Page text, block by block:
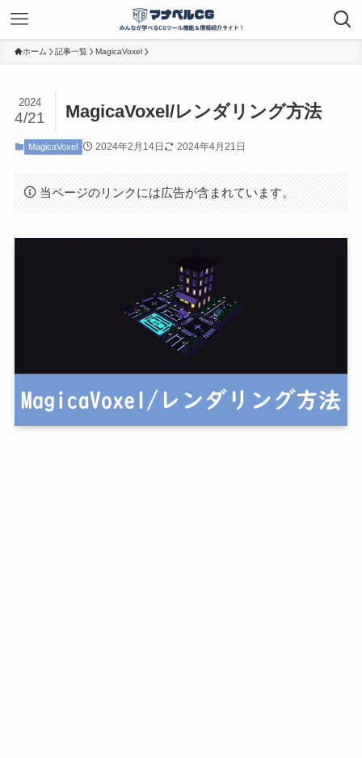
ホーム 記事一覧 MagicaVoxel
MagicaVoxel/レンダリング方法
2024
4/21
MagicaVoxel 2024年2月14日 2024年4月21日
当ページのリンクには広告が含まれています。